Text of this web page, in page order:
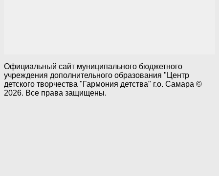
Официальный сайт муниципального бюджетного
учреждения дополнительного образования "Центр
детского творчества "Гармония детства" г.о. Самара ©
2026. Все права защищены.